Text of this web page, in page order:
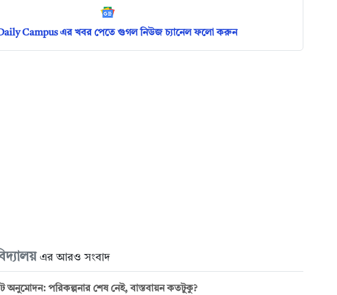
Campus এর খবর পেতে গুগল নিউজ চ্যানেল ফলো করুন
এর আরও সংবাদ
অনুমোদন: পরিকল্পনার শেষ নেই, বাস্তবায়ন কতটুকু?